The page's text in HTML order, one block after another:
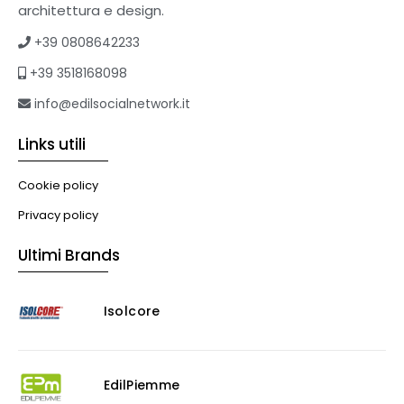
Tetti verdi
eBook
Formazione professionale
Illuminazione
Murature
Risanamento E Restauro
Consolidanti
architettura e design.
+39 0808642233
+39 3518168098
info@edilsocialnetwork.it
Links utili
Cookie policy
Privacy policy
Ultimi Brands
Isolcore
EdilPiemme